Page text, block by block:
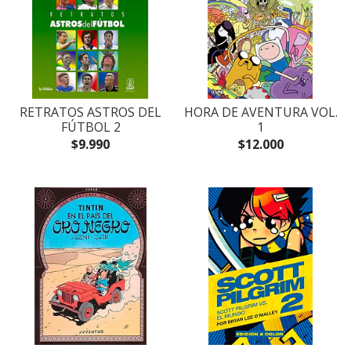
RETRATOS ASTROS DEL
FÚTBOL 2
$9.990
HORA DE AVENTURA VOL.
1
$12.000